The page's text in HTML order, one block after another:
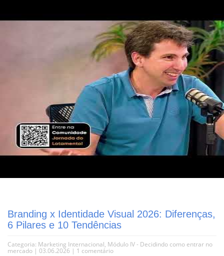
Branding x Identidade Visual 2026: Diferenças,
6 Pilares e 10 Tendências
Categoria: Marketing Internacional, Módulo IV - Decidindo como entrar no
mercado | 03.06.2026 | 1 comentário